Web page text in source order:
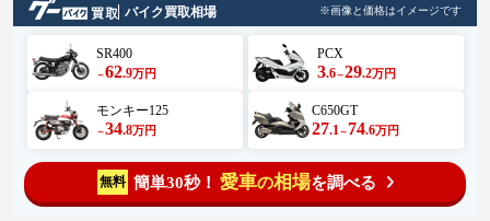
バイク買取相場 ※画像と価格はイメージです
SR400
～62.9万円
PCX
3.6～29.2万円
モンキー125
～34.8万円
C650GT
27.1 ～ 74.6万円
無料 簡単30秒！ 愛車の相場を調べる